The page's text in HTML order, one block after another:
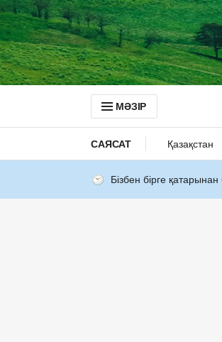
МӘЗІР
САЯСАТ Қазақстан
Бізбен бірге қатарынан